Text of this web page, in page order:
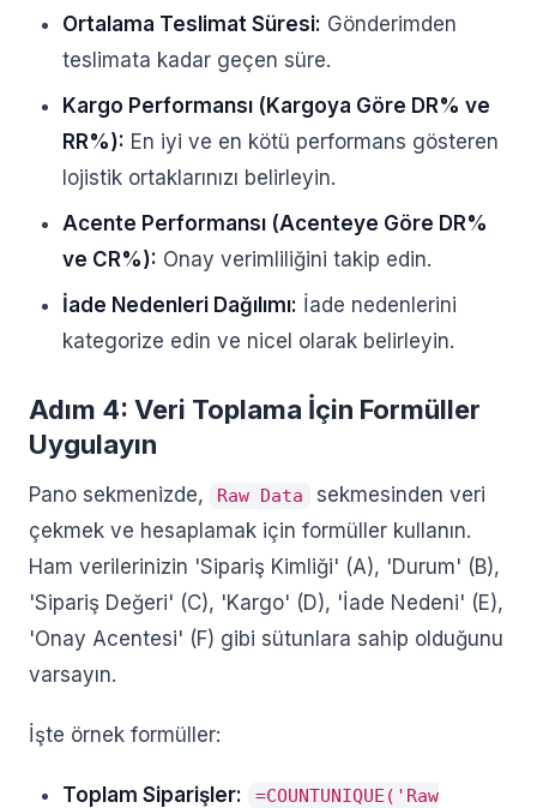
Ortalama Teslimat Süresi: Gönderimden
teslimata kadar geçen süre.
Kargo Performansı (Kargoya Göre DR% ve
RR%): En iyi ve en kötü performans gösteren
lojistik ortaklarınızı belirleyin.
Acente Performansı (Acenteye Göre DR%
ve CR%): Onay verimliliğini takip edin.
İade Nedenleri Dağılımı: İade nedenlerini
kategorize edin ve nicel olarak belirleyin.
Adım 4: Veri Toplama İçin Formüller
Uygulayın
Pano sekmenizde, Raw Data
sekmesinden veri
çekmek ve hesaplamak için formüller kullanın.
Ham verilerinizin 'Sipariş Kimliği' (A), 'Durum' (B),
'Sipariş Değeri' (C), 'Kargo' (D), 'İade Nedeni' (E),
'Onay Acentesi' (F) gibi sütunlara sahip olduğunu
varsayın.
İşte örnek formüller:
Toplam Siparişler:
=COUNTUNIQUE('Raw